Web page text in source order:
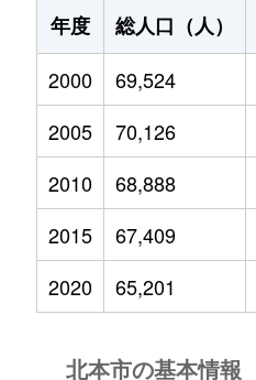
年度
総人口（人）
2000
69,524
2005
70,126
2010
68,888
2015
67,409
2020
65,201